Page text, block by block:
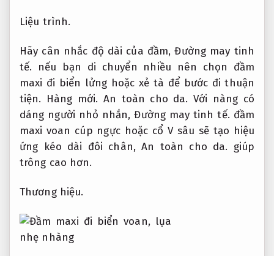
Liệu trình.
Hãy cân nhắc độ dài của đầm,Đường may tinh
tế. nếu bạn di chuyển nhiều nên chọn đầm
maxi đi biển lửng hoặc xẻ tà để bước đi thuận
tiện. Hàng mới. An toàn cho da. Với nàng có
dáng người nhỏ nhắn,Đường may tinh tế. đầm
maxi voan cúp ngực hoặc cổ V sâu sẽ tạo hiệu
ứng kéo dài đôi chân,An toàn cho da. giúp
trông cao hơn.
Thương hiệu.